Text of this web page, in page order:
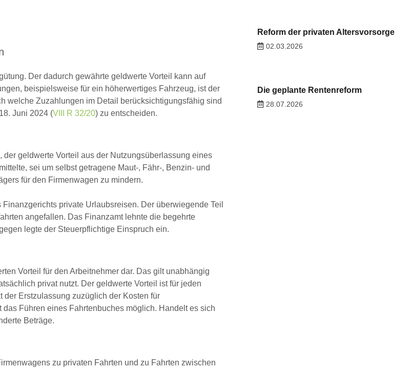
Der dadurch gewährte geldwerte Vorteil kann auf
beispielsweise für ein höherwertiges Fahrzeug, ist der
welche Zuzahlungen im Detail berücksichtigungsfähig sind
Juni 2024 (VIII R 32/20) zu entscheiden.
geldwerte Vorteil aus der Nutzungsüberlassung eines
sei um selbst getragene Maut-, Fähr-, Benzin- und
für den Firmenwagen zu mindern.
private Urlaubsreisen. Der überwiegende Teil
angefallen. Das Finanzamt lehnte die begehrte
legte der Steuerpflichtige Einspruch ein.
Vorteil für den Arbeitnehmer dar. Das gilt unabhängig
privat nutzt. Der geldwerte Vorteil ist für jeden
Erstzulassung zuzüglich der Kosten für
Führen eines Fahrtenbuches möglich. Handelt es sich
Beträge.
zu privaten Fahrten und zu Fahrten zwischen
Reform der privaten Altersvorsorge
02.03.2026
Die geplante Rentenreform
28.07.2026